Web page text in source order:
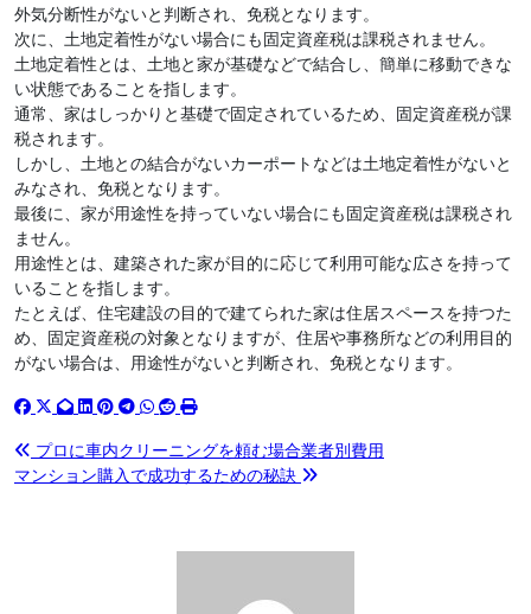
外気分断性がないと判断され、免税となります。
次に、土地定着性がない場合にも固定資産税は課税されません。
土地定着性とは、土地と家が基礎などで結合し、簡単に移動できな
い状態であることを指します。
通常、家はしっかりと基礎で固定されているため、固定資産税が課
税されます。
しかし、土地との結合がないカーポートなどは土地定着性がないと
みなされ、免税となります。
最後に、家が用途性を持っていない場合にも固定資産税は課税され
ません。
用途性とは、建築された家が目的に応じて利用可能な広さを持って
いることを指します。
たとえば、住宅建設の目的で建てられた家は住居スペースを持つた
め、固定資産税の対象となりますが、住居や事務所などの利用目的
がない場合は、用途性がないと判断され、免税となります。
投
稿
プロに車内クリーニングを頼む場合業者別費用
マンション購入で成功するための秘訣